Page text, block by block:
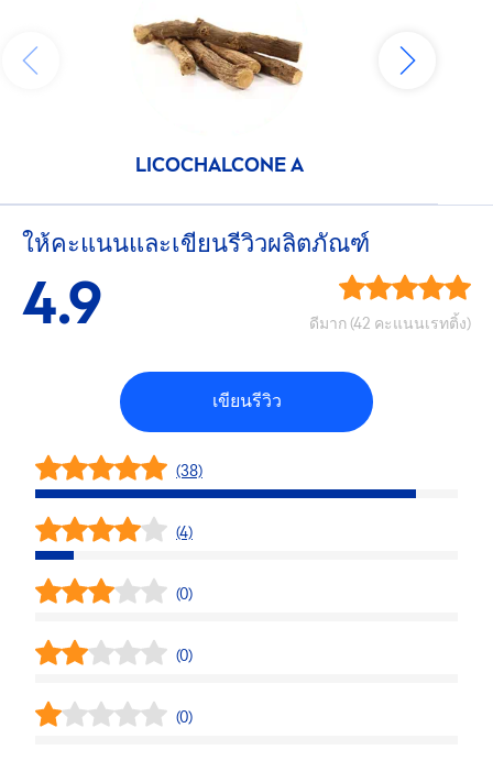
LICOCHALCONE A
ให้คะแนนและเขียนรีวิวผลิตภัณฑ์
4.9 ดีมาก (42 คะแนนเรทติ้ง)
เขียนรีวิว
(38)
(4)
(0)
(0)
(0)